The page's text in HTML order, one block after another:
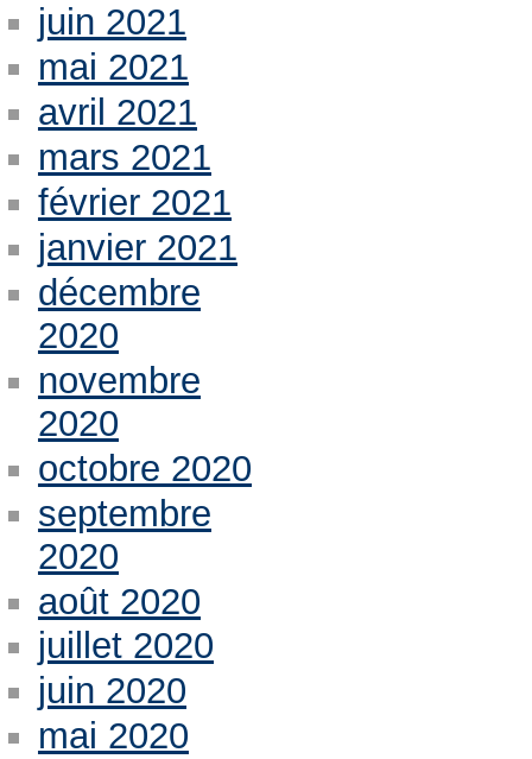
juin 2021
mai 2021
avril 2021
mars 2021
février 2021
janvier 2021
décembre
2020
novembre
2020
octobre 2020
septembre
2020
août 2020
juillet 2020
juin 2020
mai 2020